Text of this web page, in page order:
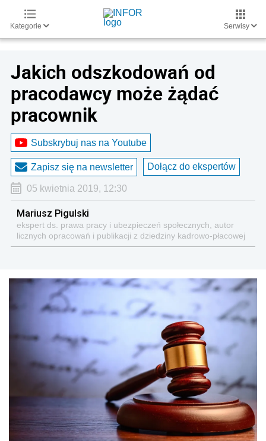
Kategorie Serwisy
Jakich odszkodowań od
pracodawcy może żądać
pracownik
Subskrybuj nas na Youtube
Zapisz się na newsletter Dołącz do ekspertów
05 kwietnia 2019, 12:30
Mariusz Pigulski
ekspert ds. prawa pracy i ubezpieczeń społecznych, autor
licznych opracowań i publikacji z dziedziny kadrowo-płacowej